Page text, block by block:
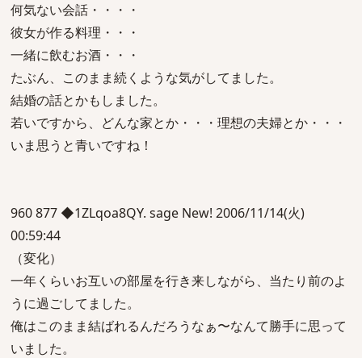
何気ない会話・・・・
彼女が作る料理・・・
一緒に飲むお酒・・・
たぶん、このまま続くような気がしてました。
結婚の話とかもしました。
若いですから、どんな家とか・・・理想の夫婦とか・・・
いま思うと青いですね！
960 877 ◆1ZLqoa8QY. sage New! 2006/11/14(火)
00:59:44
（変化）
一年くらいお互いの部屋を行き来しながら、当たり前のよ
うに過ごしてました。
俺はこのまま結ばれるんだろうなぁ〜なんて勝手に思って
いました。